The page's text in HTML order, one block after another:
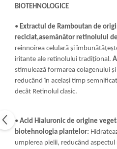
BIOTEHNOLOGICE
• Extractul de Ramboutan de
reciclat,asemănător retinolului
reînnoirea celulară și
iritante ale retinolului tradițional.
stimulează formarea colagenului
reducând în același timp
decât Retinolul clasic.
• Acid Hialuronic de origine
biotehnologia plantelor:
umplerea pielii, reducând